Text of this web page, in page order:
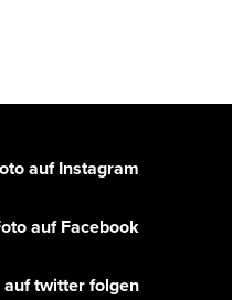
auf Instagram
auf Facebook
auf twitter folgen